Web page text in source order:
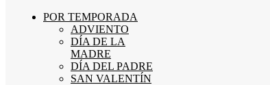
POR TEMPORADA
ADVIENTO
DÍA DE LA
MADRE
DÍA DEL PADRE
SAN VALENTÍN